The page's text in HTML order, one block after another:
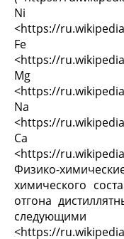
Ni
<https://
Fe
<https://
Mg
<https://
Na
<https://
Ca
<https://
Физико-
химического
отгона
<https://